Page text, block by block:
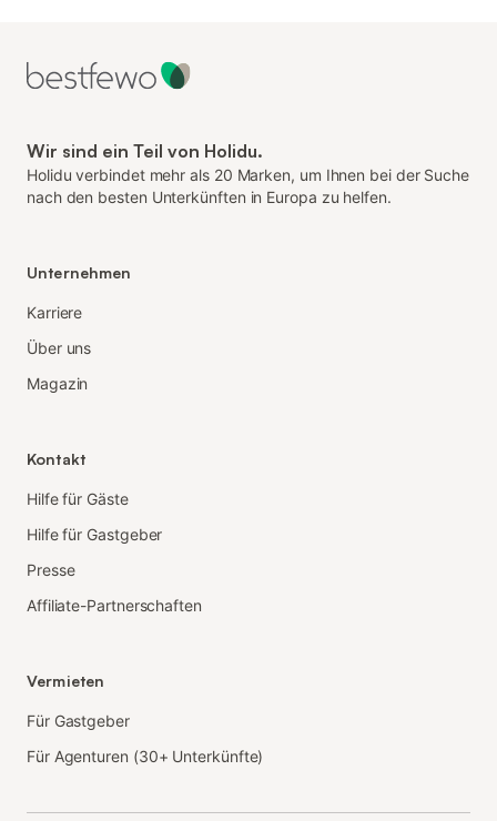
Wir sind ein Teil von Holidu.
Holidu verbindet mehr als 20 Marken, um Ihnen bei der Suche
nach den besten Unterkünften in Europa zu helfen.
Unternehmen
Karriere
Über uns
Magazin
Kontakt
Hilfe für Gäste
Hilfe für Gastgeber
Presse
Affiliate-Partnerschaften
Vermieten
Für Gastgeber
Für Agenturen (30+ Unterkünfte)